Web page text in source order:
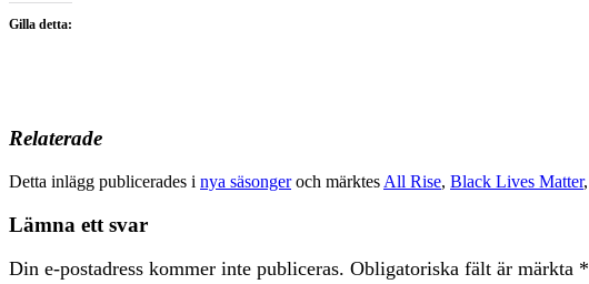
Gilla detta:
Relaterade
Detta inlägg publicerades i nya säsongeroch märktes All Rise, Black Lives Matter,
Lämna ett svar
Din e-postadress kommer inte publiceras. Obligatoriska fält är märkta *